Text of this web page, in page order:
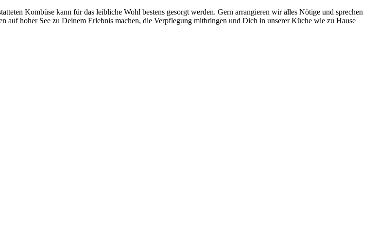
Kombüse kann für das leibliche Wohl bestens gesorgt werden. Gern arrangieren wir alles Nötige und sprechen
auf hoher See zu Deinem Erlebnis machen, die Verpflegung mitbringen und Dich in unserer Küche wie zu Hause